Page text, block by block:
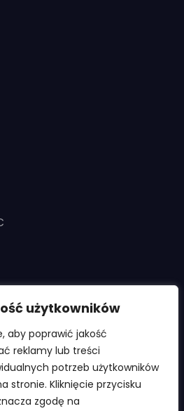
użytkowników
aby poprawić jakość
reklamy lub treści
potrzeb użytkowników
stronie. Kliknięcie przycisku
zgodę na
– maszyny do kleju i
prawa zastrzeżone |